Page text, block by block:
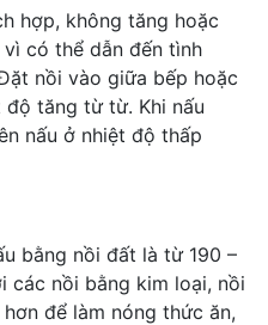
hợp, không tăng hoặc
có thể dẫn đến tình
nồi vào giữa bếp hoặc
tăng từ từ. Khi nấu
nấu ở nhiệt độ thấp
bằng nồi đất là từ 190 –
các nồi bằng kim loại, nồi
để làm nóng thức ăn,